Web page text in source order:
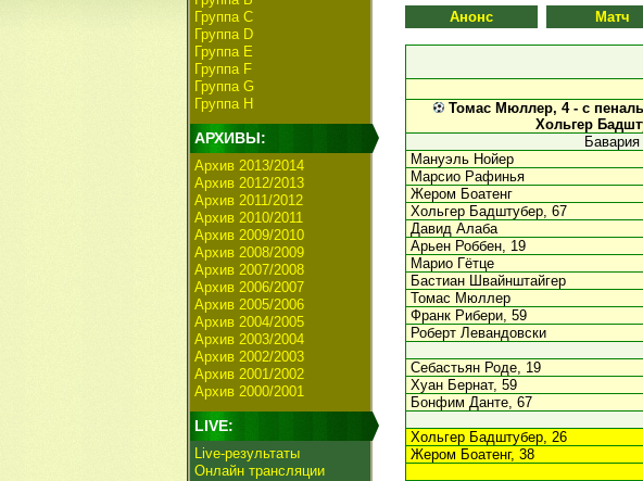
Группа C
Группа D
Группа E
Группа F
Группа G
Группа H
АРХИВЫ:
Архив 2013/2014
Архив 2012/2013
Архив 2011/2012
Архив 2010/2011
Архив 2009/2010
Архив 2008/2009
Архив 2007/2008
Архив 2006/2007
Архив 2005/2006
Архив 2004/2005
Архив 2003/2004
Архив 2002/2003
Архив 2001/2002
Архив 2000/2001
LIVE:
Live-результаты
Онлайн трансляции
Анонс Матч
Томас Мюллер, 4 - с
Хольгер
Бавария
Мануэль Нойер
Марсио Рафинья
Жером Боатенг
Хольгер Бадштубер, 67
Давид Алаба
Арьен Роббен, 19
Марио Гётце
Бастиан Швайнштайгер
Томас Мюллер
Франк Рибери, 59
Роберт Левандовски
Себастьян Роде, 19
Хуан Бернат, 59
Бонфим Данте, 67
Хольгер Бадштубер, 26
Жером Боатенг, 38